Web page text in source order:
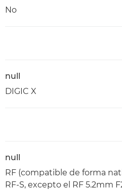
No
null
DIGIC X
null
RF (compatible de forma
RF-S, excepto el RF 5.2mm